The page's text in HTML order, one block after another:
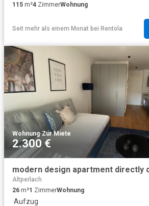
115 m²4 ZimmerWohnung
Seit mehr als einem Monat bei Rentola
Wohnung·Zur Miete
2.300 €
Altperlach
26 m²1 ZimmerWohnung
·Aufzug